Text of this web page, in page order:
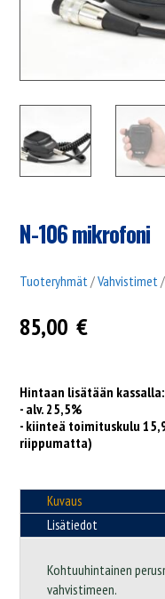
N-106 mikrofoni
Tuoteryhmät /Vahvistimet /
85,00 €
Hintaan lisätään kassalla:
- alv. 25,5%
- kiinteä toimituskulu
riippumatta)
Kuvaus
Lisätiedot
Kohtuuhintainen
vahvistimeen.